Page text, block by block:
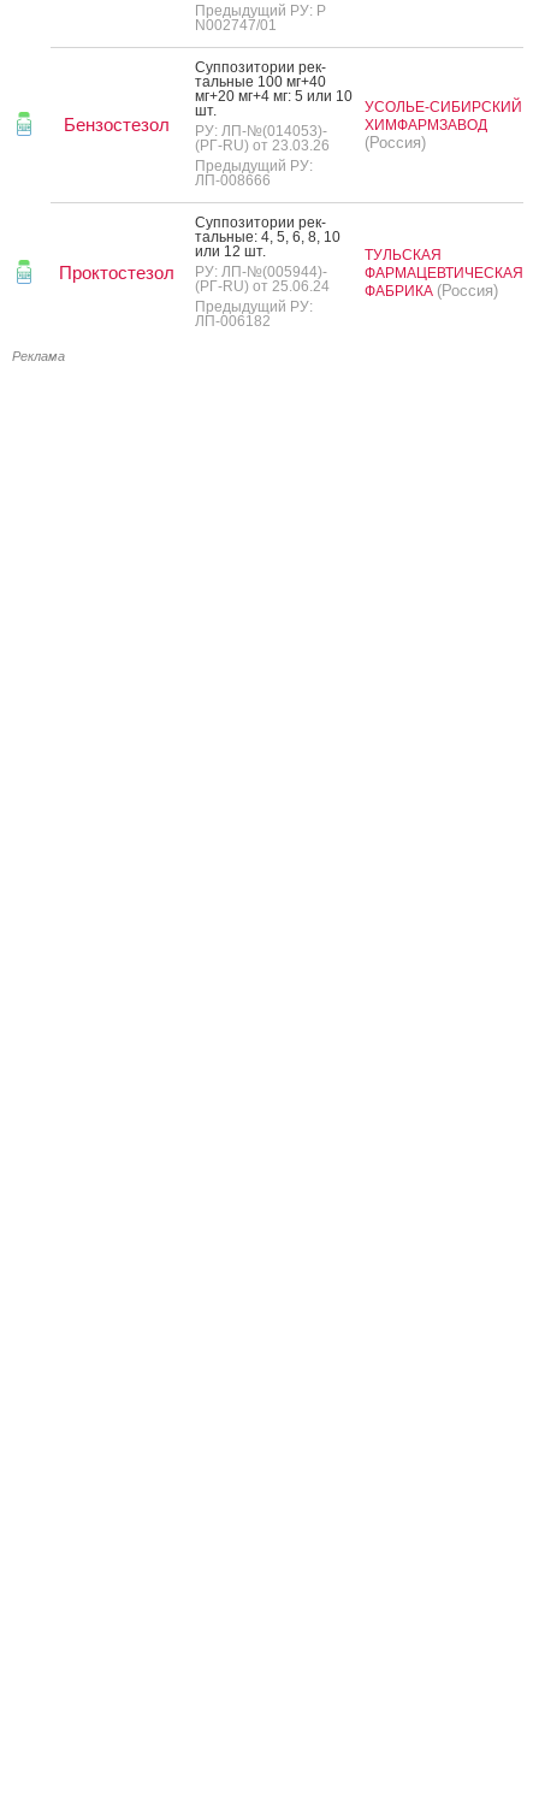
Предыдущий РУ: Р
N002747/01
Бензостезол
Суп­по­зито­рии рек­
таль­ные 100 мг+40
мг+20 мг+4 мг: 5 или 10
шт.
РУ: ЛП-№(014053)-
(РГ-RU) от 23.03.26
Предыдущий РУ:
ЛП-008666
УСОЛЬЕ-СИБИРСКИЙ
ХИМФАРМЗАВОД
(Россия)
Проктостезол
Суп­по­зито­рии рек­
таль­ные: 4, 5, 6, 8, 10
или 12 шт.
РУ: ЛП-№(005944)-
(РГ-RU) от 25.06.24
Предыдущий РУ:
ЛП-006182
ТУЛЬСКАЯ
ФАРМАЦЕВТИЧЕСКАЯ
ФАБРИКА (Россия)
Реклама